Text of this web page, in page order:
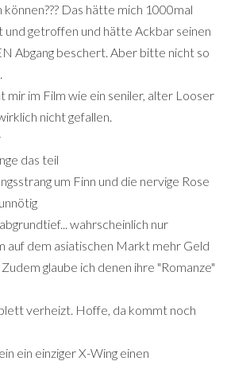
können??? Das hätte mich 1000mal
und getroffen und hätte Ackbar seinen
Abgang beschert. Aber bitte nicht so
mir im Film wie ein seniler, alter Looser
nicht gefallen.
das teil
um Finn und die nervige Rose
wahrscheinlich nur
auf dem asiatischen Markt mehr Geld
glaube ich denen ihre "Romanze"
verheizt. Hoffe, da kommt noch
ein einziger X-Wing einen